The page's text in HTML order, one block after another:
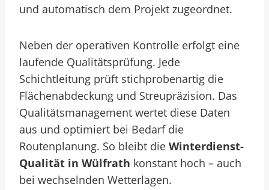
und automatisch dem Projekt zugeordnet.
Neben der operativen Kontrolle erfolgt eine
laufende Qualitätsprüfung. Jede
Schichtleitung prüft stichprobenartig die
Flächenabdeckung und Streupräzision. Das
Qualitätsmanagement wertet diese Daten
aus und optimiert bei Bedarf die
Routenplanung. So bleibt die Winterdienst-
Qualität in Wülfrath konstant hoch – auch
bei wechselnden Wetterlagen.